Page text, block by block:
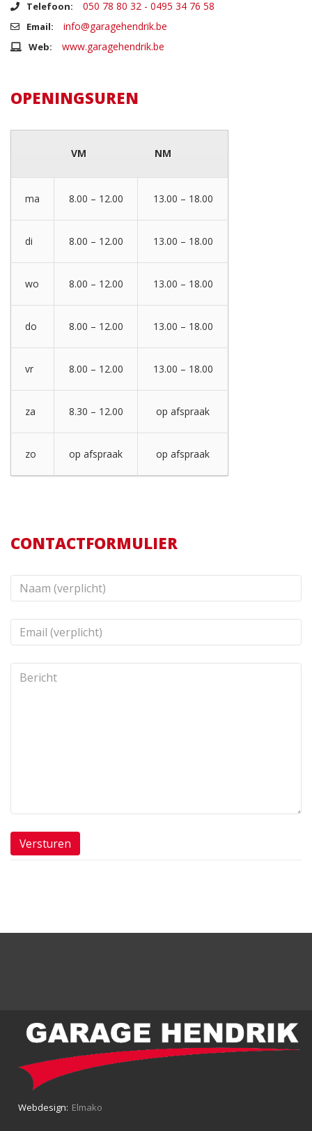
Telefoon: 050 78 80 32 - 0495 34 76 58
Email: info@garagehendrik.be
Web: www.garagehendrik.be
OPENINGSUREN
VM NM
ma 8.00 – 12.00 13.00 – 18.00
di 8.00 – 12.00 13.00 – 18.00
wo 8.00 – 12.00 13.00 – 18.00
do 8.00 – 12.00 13.00 – 18.00
vr 8.00 – 12.00 13.00 – 18.00
za 8.30 – 12.00 op afspraak
zo op afspraak op afspraak
CONTACTFORMULIER
Webdesign: Elmako